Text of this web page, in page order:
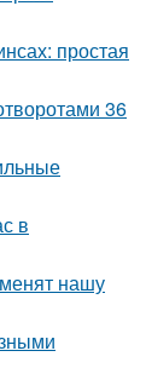
простая
36
в
нашу